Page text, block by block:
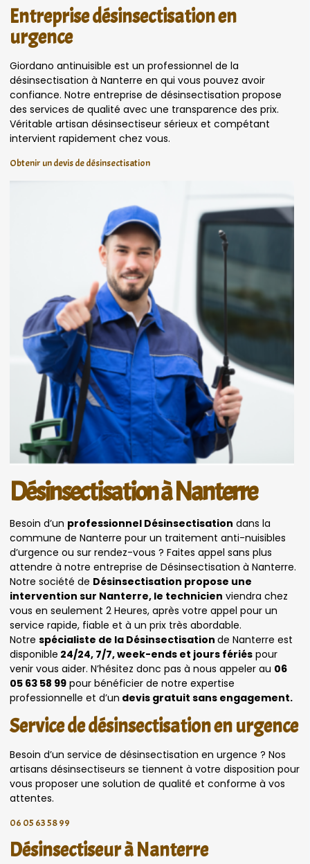
Entreprise désinsectisation en
urgence
Giordano antinuisible est un professionnel de la
désinsectisation à Nanterre en qui vous pouvez avoir
confiance. Notre entreprise de désinsectisation propose
des services de qualité avec une transparence des prix.
Véritable artisan désinsectiseur sérieux et compétant
intervient rapidement chez vous.
Obtenir un devis de désinsectisation
Désinsectisation à Nanterre
Besoin d’un professionnel Désinsectisation dans la
commune de Nanterre pour un traitement anti-nuisibles
d’urgence ou sur rendez-vous ? Faites appel sans plus
attendre à notre entreprise de Désinsectisation à Nanterre.
Notre société de Désinsectisation propose une
intervention sur Nanterre, le technicien viendra chez
vous en seulement 2 Heures, après votre appel pour un
service rapide, fiable et à un prix très abordable.
Notre spécialiste de la Désinsectisation de Nanterre est
disponible 24/24, 7/7, week-ends et jours fériés pour
venir vous aider. N’hésitez donc pas à nous appeler au 06
05 63 58 99 pour bénéficier de notre expertise
professionnelle et d’un devis gratuit sans engagement.
Service de désinsectisation en urgence
Besoin d’un service de désinsectisation en urgence ? Nos
artisans désinsectiseurs se tiennent à votre disposition pour
vous proposer une solution de qualité et conforme à vos
attentes.
06 05 63 58 99
Désinsectiseur à Nanterre